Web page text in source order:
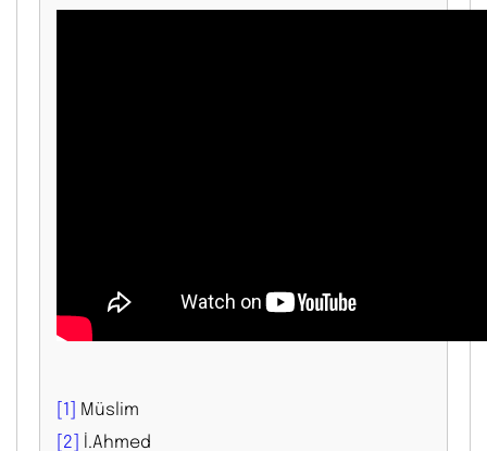
[1] Müslim
[2] İ.Ahmed